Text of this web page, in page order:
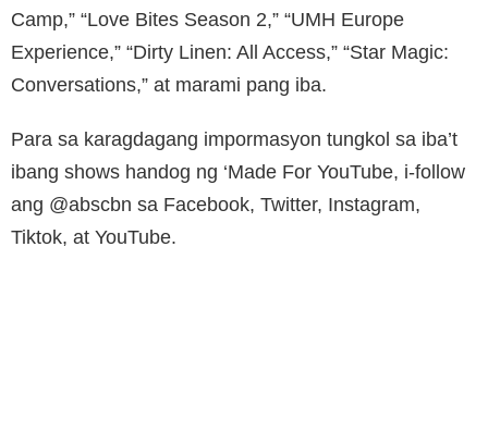
Camp,” “Love Bites Season 2,” “UMH Europe
Experience,” “Dirty Linen: All Access,” “Star Magic:
Conversations,” at marami pang iba.
Para sa karagdagang impormasyon tungkol sa iba’t
ibang shows handog ng ‘Made For YouTube, i-follow
ang @abscbn sa Facebook, Twitter, Instagram,
Tiktok, at YouTube.